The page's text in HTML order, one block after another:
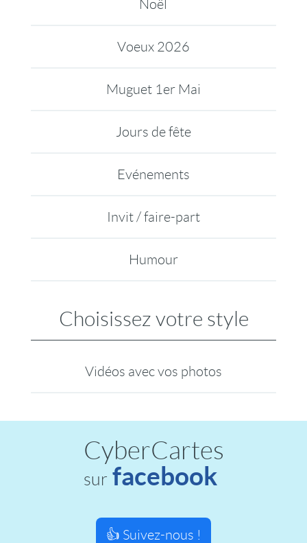
Noël
Voeux 2026
Muguet 1er Mai
Jours de fête
Evénements
Invit / faire-part
Humour
Choisissez votre style
Vidéos avec vos photos
CyberCartes
sur facebook
👍 Suivez-nous !